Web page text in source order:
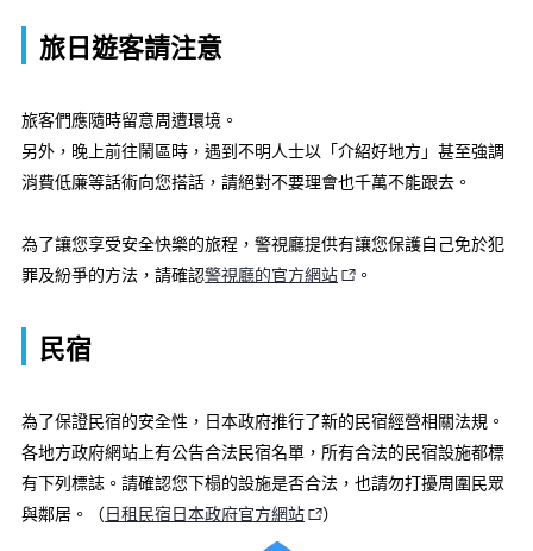
旅日遊客請注意
旅客們應隨時留意周遭環境。
另外，晚上前往鬧區時，遇到不明人士以「介紹好地方」甚至強調
消費低廉等話術向您搭話，請絕對不要理會也千萬不能跟去。
為了讓您享受安全快樂的旅程，警視廳提供有讓您保護自己免於犯
罪及紛爭的方法，請確認警視廳的官方網站 。
民宿
為了保證民宿的安全性，日本政府推行了新的民宿經營相關法規。
各地方政府網站上有公告合法民宿名單，所有合法的民宿設施都標
有下列標誌。請確認您下榻的設施是否合法，也請勿打擾周圍民眾
與鄰居。（日租民宿日本政府官方網站 ）